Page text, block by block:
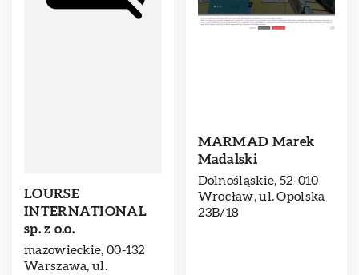
LOURSE
INTERNATIONAL
sp. z o.o.
mazowieckie, 00-132
Warszawa, ul.
MARMAD Marek
Madalski
Dolnośląskie, 52-010
Wrocław, ul. Opolska
23B/18